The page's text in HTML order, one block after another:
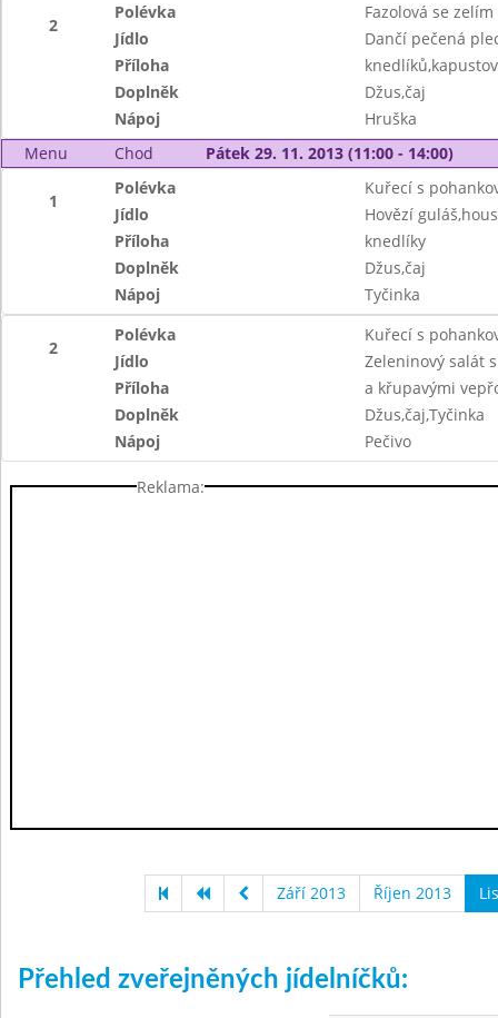
2
Polévka
Fazolová se
Jídlo
Dančí pečená
Příloha
Doplněk
Džus,čaj
Nápoj
Hruška
Menu
Chod Pátek 29. 11. 2013 (11:00 - 14:00)
1
Polévka
Kuřecí s
Jídlo
Hovězí
Příloha
knedlíky
Doplněk
Džus,čaj
Nápoj
Tyčinka
2
Polévka
Kuřecí s
Jídlo
Zeleninový salát
Příloha
a křupavými
Doplněk
Džus,čaj,Tyčinka
Nápoj
Pečivo
Reklama:
Září 2013 Říjen 2013
Přehled zveřejněných jídelníčků: